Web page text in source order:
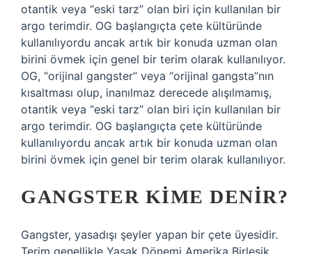
otantik veya “eski tarz” olan biri için kullanılan bir
argo terimdir. OG başlangıçta çete kültüründe
kullanılıyordu ancak artık bir konuda uzman olan
birini övmek için genel bir terim olarak kullanılıyor.
OG, “orijinal gangster” veya “orijinal gangsta”nın
kısaltması olup, inanılmaz derecede alışılmamış,
otantik veya “eski tarz” olan biri için kullanılan bir
argo terimdir. OG başlangıçta çete kültüründe
kullanılıyordu ancak artık bir konuda uzman olan
birini övmek için genel bir terim olarak kullanılıyor.
GANGSTER KIME DENIR?
Gangster, yasadışı şeyler yapan bir çete üyesidir.
Terim genellikle Yasak Dönemi Amerika Birleşik